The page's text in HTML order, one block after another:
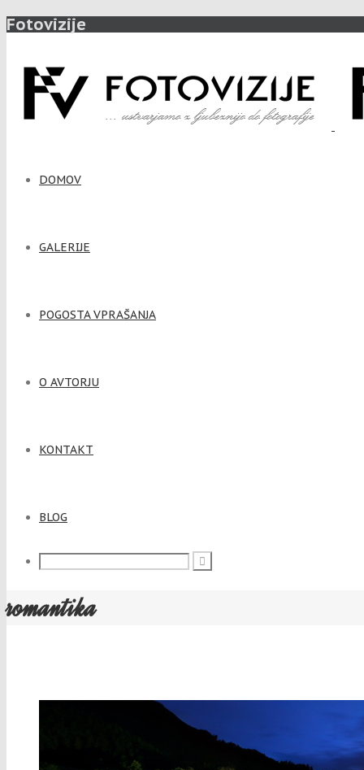
Fotovizije
DOMOV
GALERIJE
POGOSTA VPRAŠANJA
O AVTORJU
KONTAKT
BLOG
romantika